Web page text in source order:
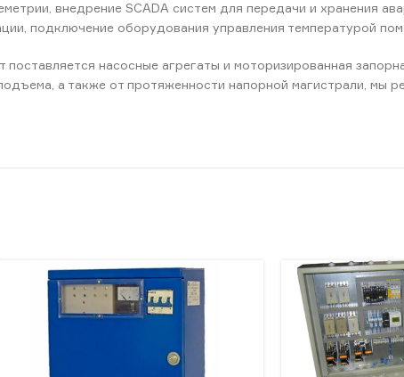
внедрение SCADA систем для передачи и хранения
подключение оборудования управления температурой
насосные агрегаты и моторизированная
а также от протяженности напорной магистрали, мы